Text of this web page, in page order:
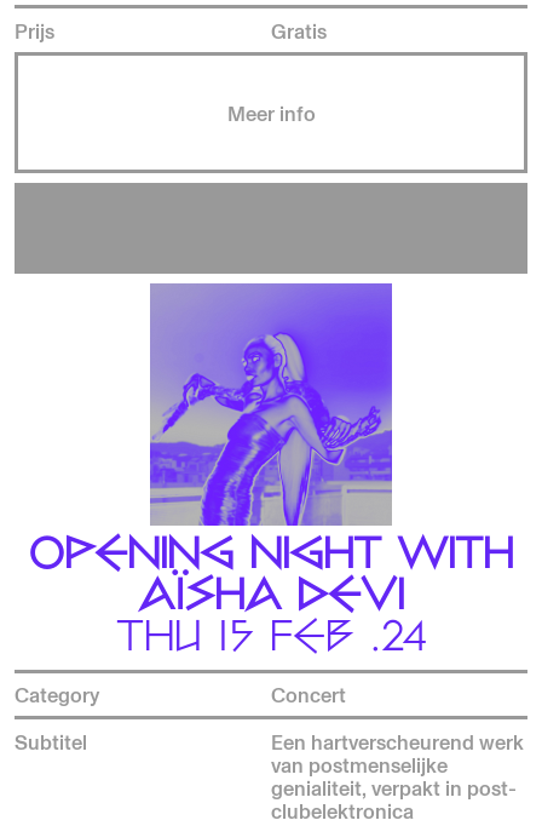
Prijs
Gratis
Meer info
OPENING NIGHT WITH
AÏSHA DEVI
THU 15 FEB .24
Category
Concert
Subtitel
Een hartverscheurend werk
van postmenselijke
genialiteit, verpakt in post-
clubelektronica